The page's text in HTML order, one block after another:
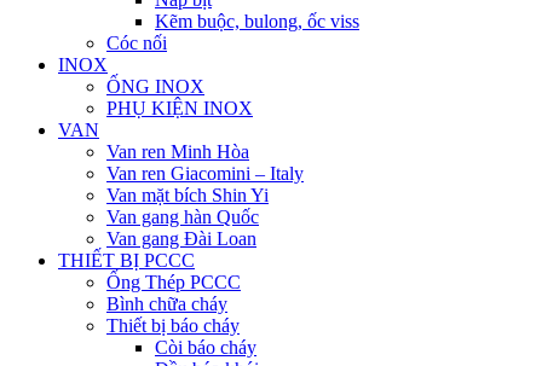
Kẽm buộc, bulong, ốc viss
Cóc nối
INOX
ỐNG INOX
PHỤ KIỆN INOX
VAN
Van ren Minh Hòa
Van ren Giacomini – Italy
Van mặt bích Shin Yi
Van gang hàn Quốc
Van gang Đài Loan
THIẾT BỊ PCCC
Ống Thép PCCC
Bình chữa cháy
Thiết bị báo cháy
Còi báo cháy